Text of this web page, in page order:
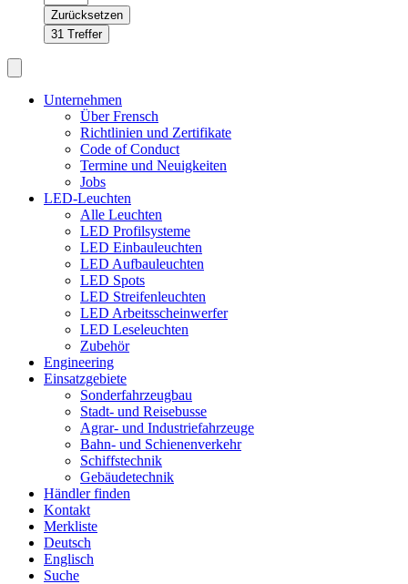
Zurücksetzen
31 Treffer
Unternehmen
Über Frensch
Richtlinien und Zertifikate
Code of Conduct
Termine und Neuigkeiten
Jobs
LED-Leuchten
Alle Leuchten
LED Profilsysteme
LED Einbauleuchten
LED Aufbauleuchten
LED Spots
LED Streifenleuchten
LED Arbeitsscheinwerfer
LED Leseleuchten
Zubehör
Engineering
Einsatzgebiete
Sonderfahrzeugbau
Stadt- und Reisebusse
Agrar- und Industriefahrzeuge
Bahn- und Schienenverkehr
Schiffstechnik
Gebäudetechnik
Händler finden
Kontakt
Merkliste
Deutsch
Englisch
Suche